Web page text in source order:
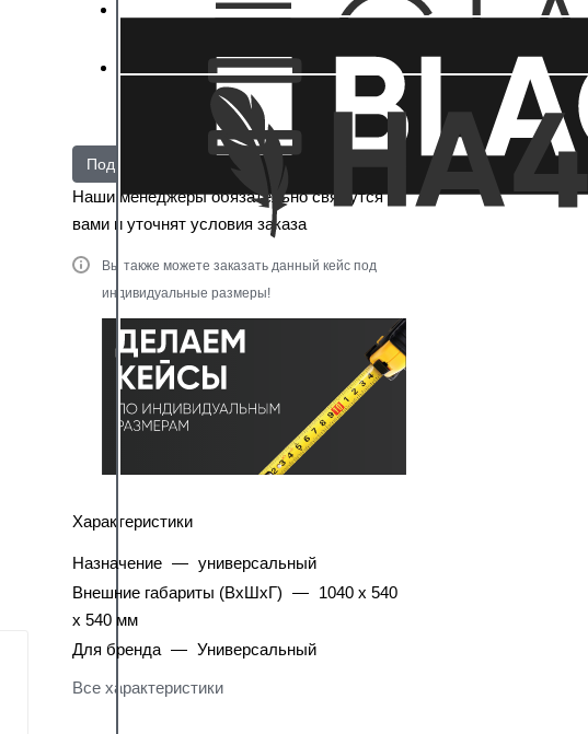
Под заказ
Наши менеджеры обязательно свяжутся с
вами и уточнят условия заказа
Вы также можете заказать данный кейс под
индивидуальные размеры!
Характеристики
Назначение — универсальный
Внешние габариты (ВхШхГ) — 1040 x 540
x 540 мм
Для бренда — Универсальный
Все характеристики